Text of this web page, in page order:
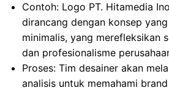
Contoh: Logo PT. Hitamedia
dirancang dengan konsep
minimalis, yang merefleksikan
dan profesionalisme
Proses: Tim desainer akan
analisis untuk memahami